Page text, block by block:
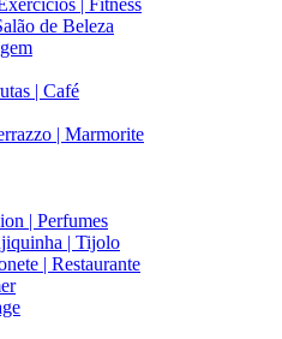
| Fitness
de Beleza
| Café
| Marmorite
| Perfumes
| Tijolo
| Restaurante